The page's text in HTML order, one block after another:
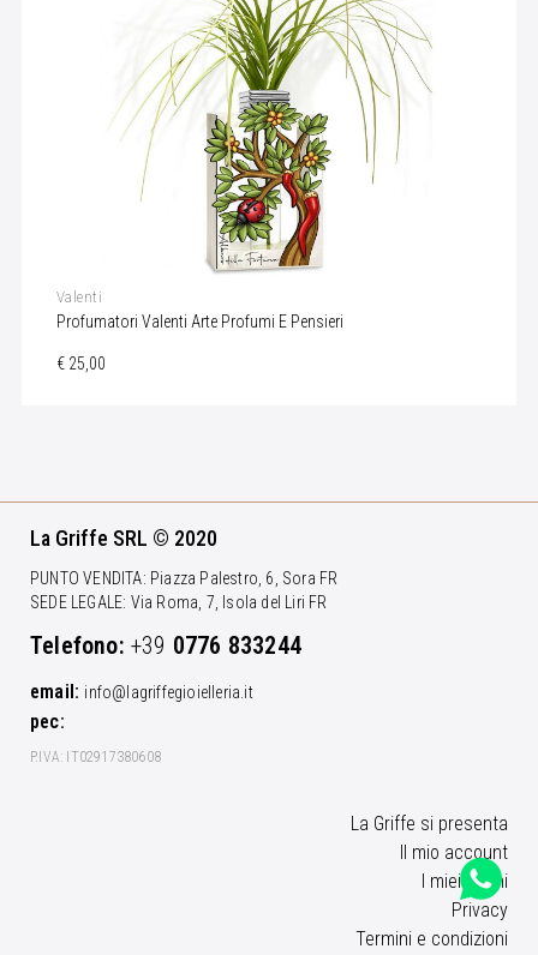
Valenti
Profumatori Valenti Arte Profumi E Pensieri
€ 25,00
La Griffe SRL © 2020
PUNTO VENDITA: Piazza Palestro, 6, Sora FR
SEDE LEGALE: Via Roma, 7, Isola del Liri FR
Telefono: +39 0776 833244
email: info@lagriffegioielleria.it
pec:
P.IVA: IT02917380608
La Griffe si presenta
Il mio account
I miei ordini
Privacy
Termini e condizioni